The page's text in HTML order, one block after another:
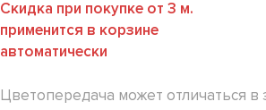
Скидка при покупке от 3 м.
применится в корзине
автоматически
Цветопередача может отличаться